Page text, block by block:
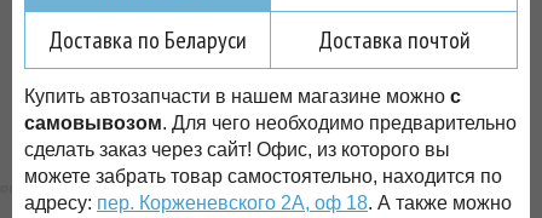
Доставка по Беларуси
Доставка почтой
Купить автозапчасти в нашем магазине можно с
самовывозом. Для чего необходимо предварительно
сделать заказ через сайт! Офис, из которого вы
можете забрать товар самостоятельно, находится по
адресу: пер. Корженевского 2А, оф 18. А также можно